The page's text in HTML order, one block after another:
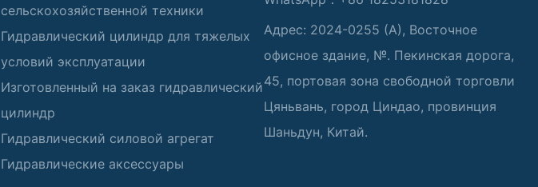
сельскохозяйственной техники
Гидравлический цилиндр для тяжелых
условий эксплуатации
Изготовленный на заказ гидравлический
цилиндр
Гидравлический силовой агрегат
Гидравлические аксессуары
Адрес: 2024-0255 (А), Восточное
офисное здание, №. Пекинская дорога,
45, портовая зона свободной торговли
Цяньвань, город Циндао, провинция
Шаньдун, Китай.